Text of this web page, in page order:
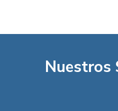
Nuestros